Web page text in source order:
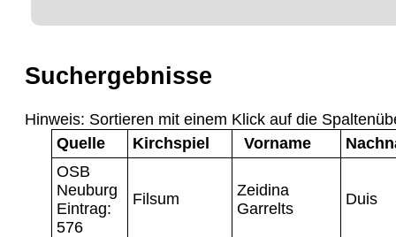
Suchergebnisse
Hinweis: Sortieren mit einem Klick auf die
Quelle
Kirchspiel Vorname
OSB
Neuburg
Eintrag:
576
Filsum
Zeidina
Garrelts
Duis